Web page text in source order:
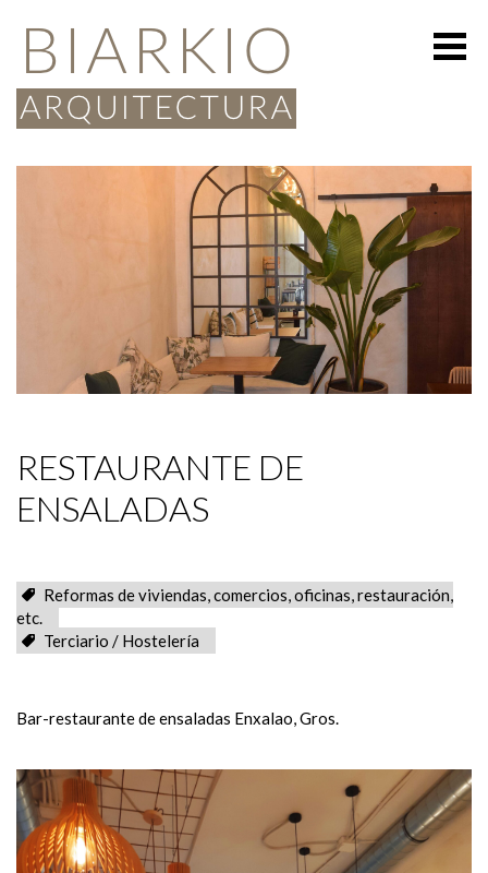
RESTAURANTE DE
ENSALADAS
Reformas de viviendas, comercios, oficinas, restauración,
etc.
Terciario / Hostelería
Bar-restaurante de ensaladas Enxalao, Gros.